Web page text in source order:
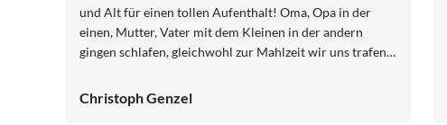
und Alt für einen tollen Aufenthalt! Oma, Opa in der
einen, Mutter, Vater mit dem Kleinen in der andern
gingen schlafen, gleichwohl zur Mahlzeit wir uns trafen.
sehr. Diesmal gings nicht hoch zum Berg, denn mit
unserm kleinen Zwerg galts den Spielplatz zu erkunden,
Christoph Genzel